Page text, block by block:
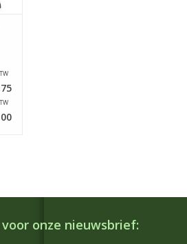
onze nieuwsbrief: